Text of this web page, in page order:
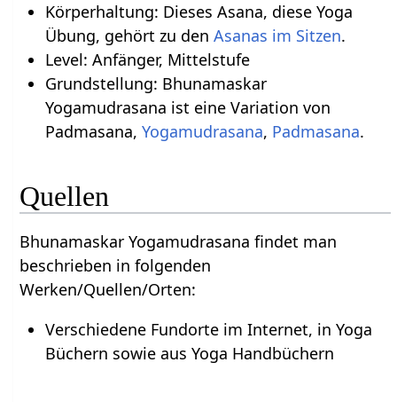
Körperhaltung: Dieses Asana, diese Yoga
Übung, gehört zu den Asanas im Sitzen.
Level: Anfänger, Mittelstufe
Grundstellung: Bhunamaskar
Yogamudrasana ist eine Variation von
Padmasana, Yogamudrasana, Padmasana.
Quellen
Bhunamaskar Yogamudrasana findet man
beschrieben in folgenden
Werken/Quellen/Orten:
Verschiedene Fundorte im Internet, in Yoga
Büchern sowie aus Yoga Handbüchern